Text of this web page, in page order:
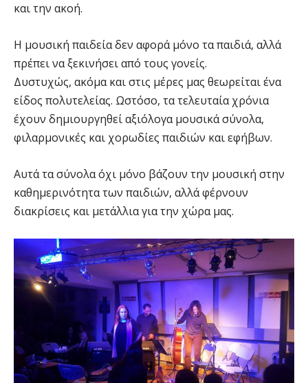
και την ακοή.
Η μουσική παιδεία δεν αφορά μόνο τα παιδιά, αλλά
πρέπει να ξεκινήσει από τους γονείς.
Δυστυχώς, ακόμα και στις μέρες μας θεωρείται ένα
είδος πολυτελείας. Ωστόσο, τα τελευταία χρόνια
έχουν δημιουργηθεί αξιόλογα μουσικά σύνολα,
φιλαρμονικές και χορωδίες παιδιών και εφήβων.
Αυτά τα σύνολα όχι μόνο βάζουν την μουσική στην
καθημερινότητα των παιδιών, αλλά φέρνουν
διακρίσεις και μετάλλια για την χώρα μας.